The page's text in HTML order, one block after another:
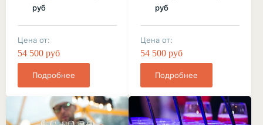
руб
Цена от:
54 500 руб
Подробнее
руб
Цена от:
54 500 руб
Подробнее